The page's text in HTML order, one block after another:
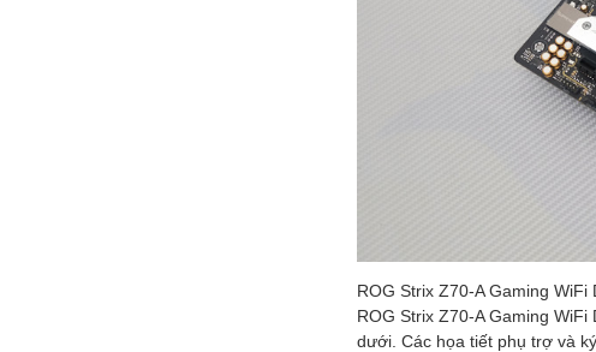
ROG Strix Z70-A Gaming
ROG Strix Z70-A Gaming
dưới. Các họa tiết phụ trợ và